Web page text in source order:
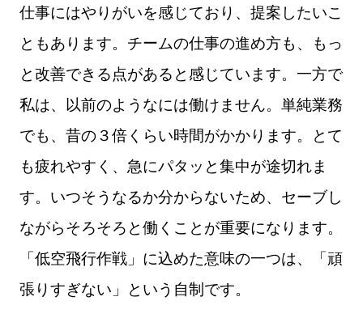
仕事にはやりがいを感じており、提案したいこ
ともあります。チームの仕事の進め方も、もっ
と改善できる点があると感じています。一方で
私は、以前のようなには働けません。単純業務
でも、昔の３倍くらい時間がかかります。とて
も疲れやすく、急にパタッと集中が途切れま
す。いつそうなるか分からないため、セーブし
ながらそろそろと働くことが重要になります。
「低空飛行作戦」に込めた意味の一つは、「頑
張りすぎない」という自制です。